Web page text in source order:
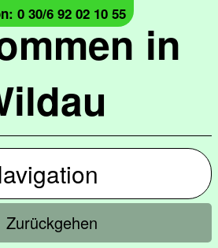
in
0 30/6 92 02 10 55